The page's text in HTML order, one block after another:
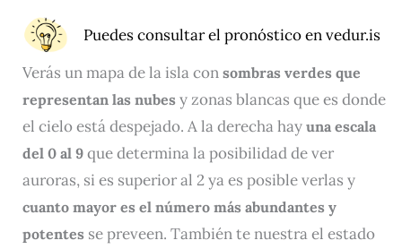
Puedesconsultarel pronóstico en vedur.is
Verás un mapa de la isla con sombras verdes que
representan las nubes y zonas blancas que es donde
el cielo está despejado. A la derecha hay una escala
del 0 al 9 que determina la posibilidad de ver
auroras, si es superior al 2 ya es posible verlas y
cuanto mayor es el número más abundantes y
potentes se preveen. También te nuestra el estado